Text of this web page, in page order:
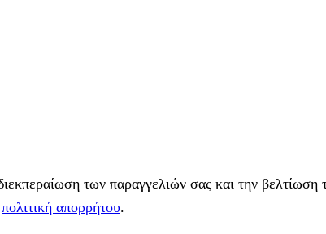
των παραγγελιών σας και την
πολιτική απορρήτου.